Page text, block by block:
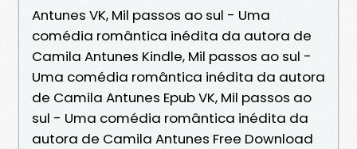
Antunes VK, Mil passos ao sul - Uma
comédia romântica inédita da autora de
Camila Antunes Kindle, Mil passos ao sul -
Uma comédia romântica inédita da autora
de Camila Antunes Epub VK, Mil passos ao
sul - Uma comédia romântica inédita da
autora de Camila Antunes Free Download